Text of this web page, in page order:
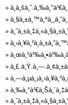
»
»
»
»
»
»
»
»
»